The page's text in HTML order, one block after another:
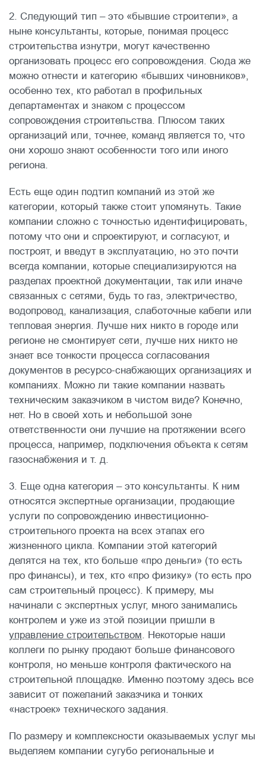
2. Следующий тип – это «бывшие строители», а
ныне консультанты, которые, понимая процесс
строительства изнутри, могут качественно
организовать процесс его сопровождения. Сюда же
можно отнести и категорию «бывших чиновников»,
особенно тех, кто работал в профильных
департаментах и знаком с процессом
сопровождения строительства. Плюсом таких
организаций или, точнее, команд является то, что
они хорошо знают особенности того или иного
региона.
Есть еще один подтип компаний из этой же
категории, который также стоит упомянуть. Такие
компании сложно с точностью идентифицировать,
потому что они и спроектируют, и согласуют, и
построят, и введут в эксплуатацию, но это почти
всегда компании, которые специализируются на
разделах проектной документации, так или иначе
связанных с сетями, будь то газ, электричество,
водопровод, канализация, слаботочные кабели или
тепловая энергия. Лучше них никто в городе или
регионе не смонтирует сети, лучше них никто не
знает все тонкости процесса согласования
документов в ресурсо-снабжающих организациях и
компаниях. Можно ли такие компании назвать
техническим заказчиком в чистом виде? Конечно,
нет. Но в своей хоть и небольшой зоне
ответственности они лучшие на протяжении всего
процесса, например, подключения объекта к сетям
газоснабжения и т. д.
3. Еще одна категория – это консультанты. К ним
относятся экспертные организации, продающие
услуги по сопровождению инвестиционно-
строительного проекта на всех этапах его
жизненного цикла. Компании этой категорий
делятся на тех, кто больше «про деньги» (то есть
про финансы), и тех, кто «про физику» (то есть про
сам строительный процесс). К примеру, мы
начинали с экспертных услуг, много занимались
контролем и уже из этой позиции пришли в
управление строительством . Некоторые наши
коллеги по рынку продают больше финансового
контроля, но меньше контроля фактического на
строительной площадке. Именно поэтому здесь все
зависит от пожеланий заказчика и тонких
«настроек» технического задания.
По размеру и комплексности оказываемых услуг мы
выделяем компании сугубо региональные и